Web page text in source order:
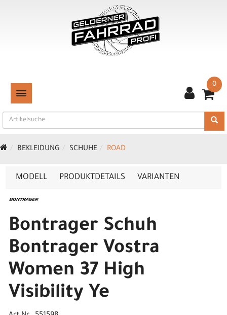
TOGGLE NAVIGATION
0
BEKLEIDUNG SCHUHE ROAD
MODELL PRODUKTDETAILS VARIANTEN
Bontrager Schuh
Bontrager Vostra
Women 37 High
Visibility Ye